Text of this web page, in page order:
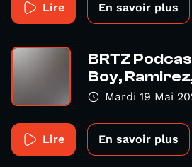
Lire En savoir plus
BRTZ
Boy,
Mardi 19 Mai
Lire En savoir plus